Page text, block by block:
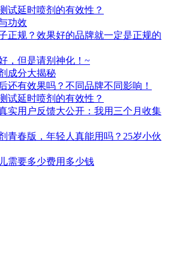
试延时喷剂的有效性？
功效
正规？效果好的品牌就一定是正规的
，但是请别神化！~
成分大揭秘
还有效果吗？不同品牌不同影响！
试延时喷剂的有效性？
实用户反馈大公开：我用三个月收集
青春版，年轻人真能用吗？25岁小伙
需要多少费用多少钱